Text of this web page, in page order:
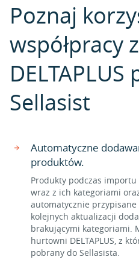
Poznaj
współpracy
DELTAPLUS
Sellasist
Automatyczne
produktów.
Produkty podczas
wraz z ich kategoriami
automatycznie przypisane
kolejnych aktualizacji
brakującymi kategoriami.
hurtowni DELTAPLUS, z
pobrany do Sellasista.